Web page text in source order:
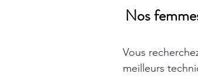
Nos
Vous
meilleurs